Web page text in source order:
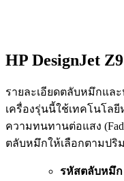
HP DesignJet
รายละเอียดตลับหมึกและ
เครื่องรุ่นนี้ใช้เทคโนโลยี
ความทนทานต่อแสง
ตลับหมึกให้เลือกตามปริ
รหัสตลับหมึก